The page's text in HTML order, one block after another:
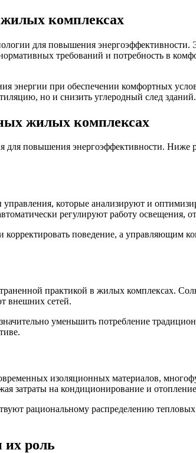
комплексах
для повышения энергоэффективности.
требований и потребность в
энергии при обеспечении комфортных
но и снизить углеродный след зданий.
жилых комплексах
повышения энергоэффективности. Ниже
которые анализируют и
регулируют работу освещения,
поведение, а управляющим
практикой в жилых комплексах.
внешних сетей.
уменьшить потребление
изоляционных материалов,
затраты на кондиционирование и
рациональному распределению
их роль